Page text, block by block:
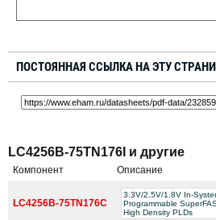
ПОСТОЯННАЯ ССЫЛКА НА ЭТУ
LC4256B-75TN176I и другие
Компонент Описание
LC4256B-75TN176C
3.3V/2.5V/1.8V In-
Programmable
High Density PLDs